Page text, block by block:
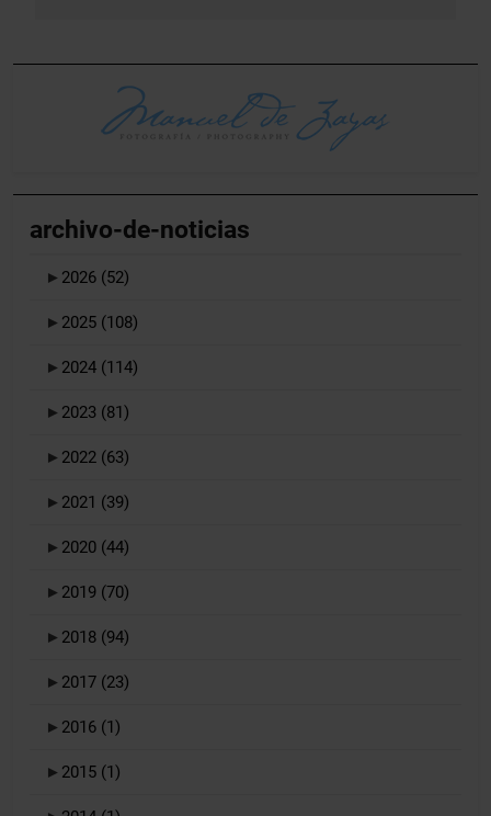
archivo-de-noticias
► 2026 (52)
► 2025 (108)
► 2024 (114)
► 2023 (81)
► 2022 (63)
► 2021 (39)
► 2020 (44)
► 2019 (70)
► 2018 (94)
► 2017 (23)
► 2016 (1)
► 2015 (1)